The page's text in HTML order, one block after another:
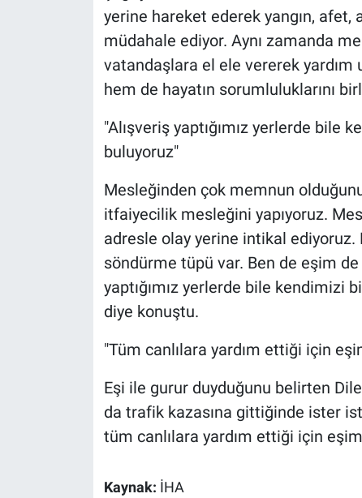
yerine hareket ederek yangın,
müdahale ediyor. Aynı zamanda
vatandaşlara el ele vererek yardım
hem de hayatın sorumluluklarını
"Alışveriş yaptığımız yerlerde
buluyoruz"
Mesleğinden çok memnun
itfaiyecilik mesleğini yapıyoruz.
adresle olay yerine intikal ediyoruz.
söndürme tüpü var. Ben de eşim
yaptığımız yerlerde bile kendimizi
diye konuştu.
"Tüm canlılara yardım ettiği için
Eşi ile gurur duyduğunu belirten
da trafik kazasına gittiğinde ister
tüm canlılara yardım ettiği için
Kaynak: İHA